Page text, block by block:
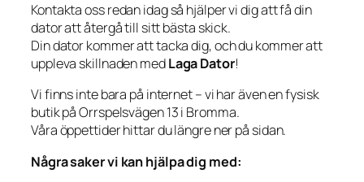
Kontakta oss redan idag så hjälper vi dig att få din
dator att återgå till sitt bästa skick.
Din dator kommer att tacka dig, och du kommer att
uppleva skillnaden medLaga Dator!
Vi finns inte bara på internet – vi har även en fysisk
butik på Orrspelsvägen 13 i Bromma.
Våra öppettider hittar du längre ner på sidan.
Några saker vi kan hjälpa dig med: